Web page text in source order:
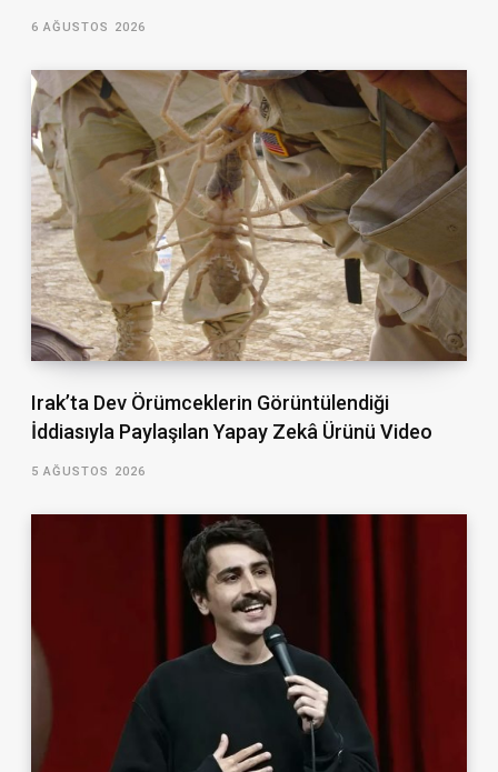
6 AĞUSTOS 2026
Irak’ta Dev Örümceklerin Görüntülendiği
İddiasıyla Paylaşılan Yapay Zekâ Ürünü Video
5 AĞUSTOS 2026